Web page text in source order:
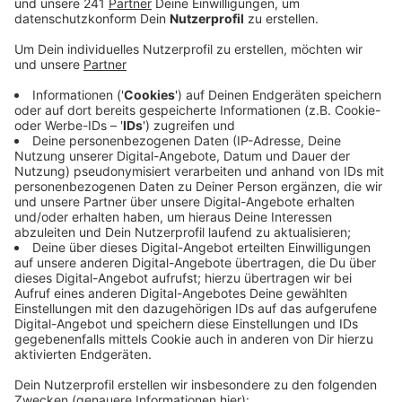
Bewohner und Pflegekräfte geimpft. Einige
Ende des Monats mit der ersten Runde der
Impfungen durch zu sein. Weil die Hersteller aber
nicht den Impfstoff wie zugesagt liefern konnten,
werde es jetzt wohl zwei bis drei Wochen länger
dauern, sagte ein Sprecher der Kreisverwaltung.
Von den Planungen her hätte alles bis Ende Januar
funktioniert. Da aber weniger Impfstoff als
vorgesehen geliefert wurde, werde sich alles
verzögern.
Unverändert bleibe es aber beim Start des
Impfzentrums in Nettersheim-Marmagen. Hier soll
es am 8. Februar losgehen. Die Impfbescheinigung
gilt für den jeweiligen Tag dann als Fahrkarte für
Bus- und Bahn.
Veröffentlicht: Donnerstag, 28.01.2021 17:34